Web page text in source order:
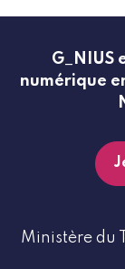
G_NIUS
numérique
Ministère du